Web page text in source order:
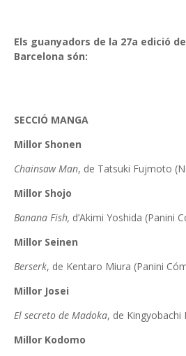
Els guanyadors de la 27a edició
Barcelona són:
SECCIÓ MANGA
Millor Shonen
Chainsaw Man, de Tatsuki Fujmoto
Millor Shojo
Banana Fish, d’Akimi Yoshida (Panini
Millor Seinen
Berserk, de Kentaro Miura (Panini
Millor Josei
El secreto de Madoka, de Kingyobachi
Millor Kodomo